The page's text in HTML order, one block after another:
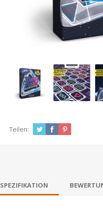
Teilen:
SPEZIFIKATION